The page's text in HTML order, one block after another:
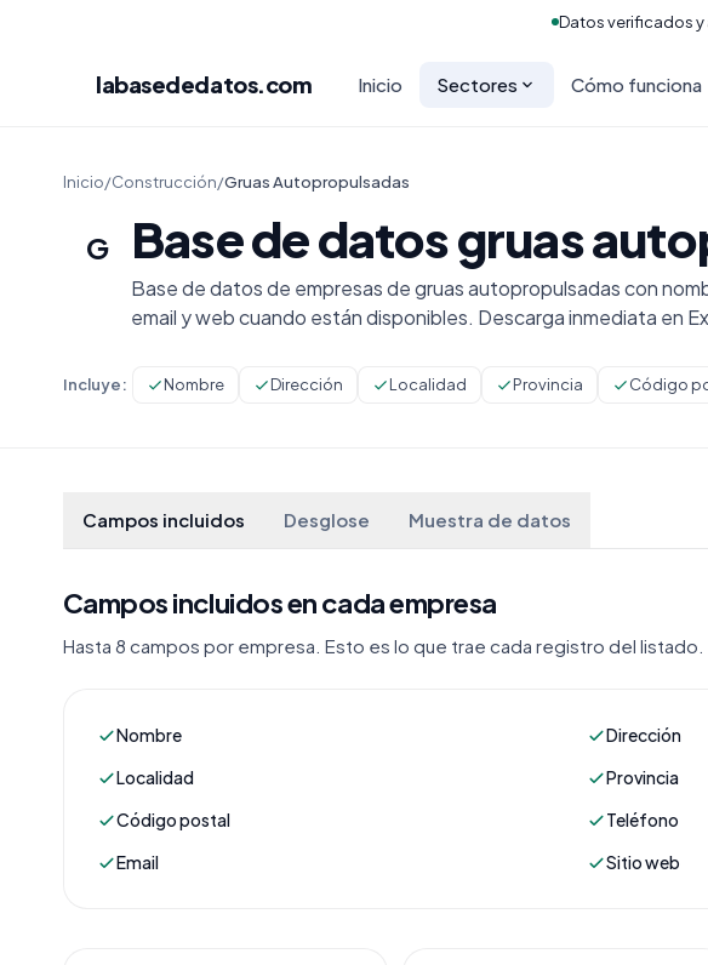
Datos verificados y
labasededatos.com Inicio Sectores Cómo funciona
Inicio/Construcción/Gruas Autopropulsadas
G Base de datos gruas
Base de datos de empresas de gruas autopropulsadas con
email y web cuando están disponibles. Descarga inmediata en
Incluye: Nombre Dirección Localidad Provincia Código
Campos incluidos Desglose Muestra de datos
Campos incluidos en cada empresa
Hasta 8 campos por empresa. Esto es lo que trae cada registro del listado.
Nombre
Dirección
Localidad
Provincia
Código postal
Teléfono
Email
Sitio web